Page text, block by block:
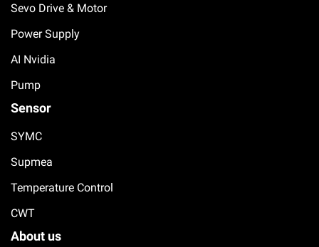
Sevo Drive & Motor
Power Supply
AI Nvidia
Pump
Sensor
SYMC
Supmea
Temperature Control
CWT
About us